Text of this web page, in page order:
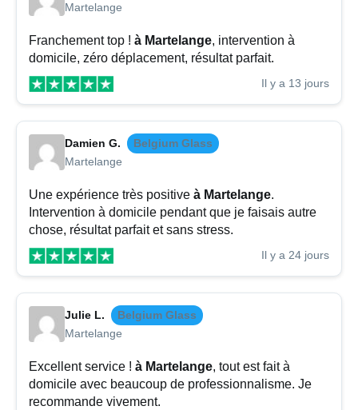
Martelange
Franchement top ! à Martelange, intervention à
domicile, zéro déplacement, résultat parfait.
Il y a 13 jours
Damien G.
Belgium Glass
Martelange
Une expérience très positive à Martelange.
Intervention à domicile pendant que je faisais autre
chose, résultat parfait et sans stress.
Il y a 24 jours
Julie L.
Belgium Glass
Martelange
Excellent service ! à Martelange, tout est fait à
domicile avec beaucoup de professionnalisme. Je
recommande vivement.